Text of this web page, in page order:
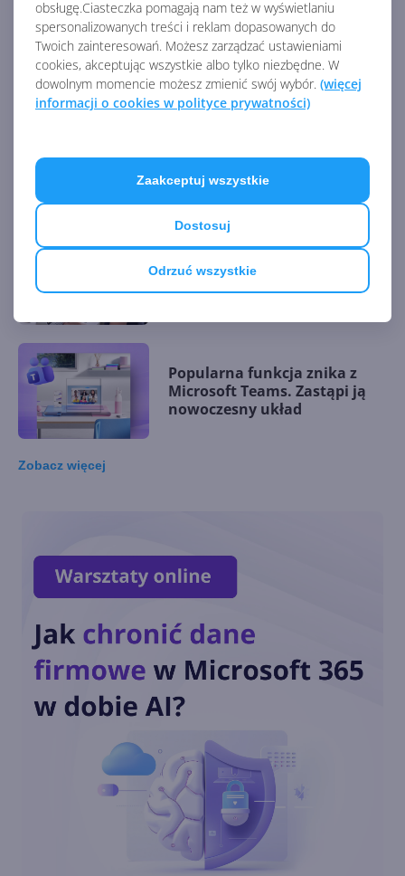
obsługę.Ciasteczka pomagają nam też w wyświetlaniu
spersonalizowanych treści i reklam dopasowanych do
Twoich zainteresowań. Możesz zarządzać ustawieniami
cookies, akceptując wszystkie albo tylko niezbędne. W
dowolnym momencie możesz zmienić swój wybór. (więcej
informacji o cookies w polityce prywatności)
Odrzuć wszystkie
Dostosuj
Zaakceptuj wszystkie
Zatrzęsienie nowości w
Microsoft Teams. Zmiany z
lipca 2026 r.
Podsumowanie zmian z
czerwca 2026
ochronę. Boty się nie przedrą
na spotkanie
Popularna funkcja znika z
Microsoft Teams. Zastąpi ją
nowoczesny układ
Microsoft Teams i SharePoint
Zautomatyzuj działania w
zaplanowanym promptom
Microsoft Mesh uśmiercony.
Zastąpią go wydarzenia
immersywne w Teams
Zobacz więcej